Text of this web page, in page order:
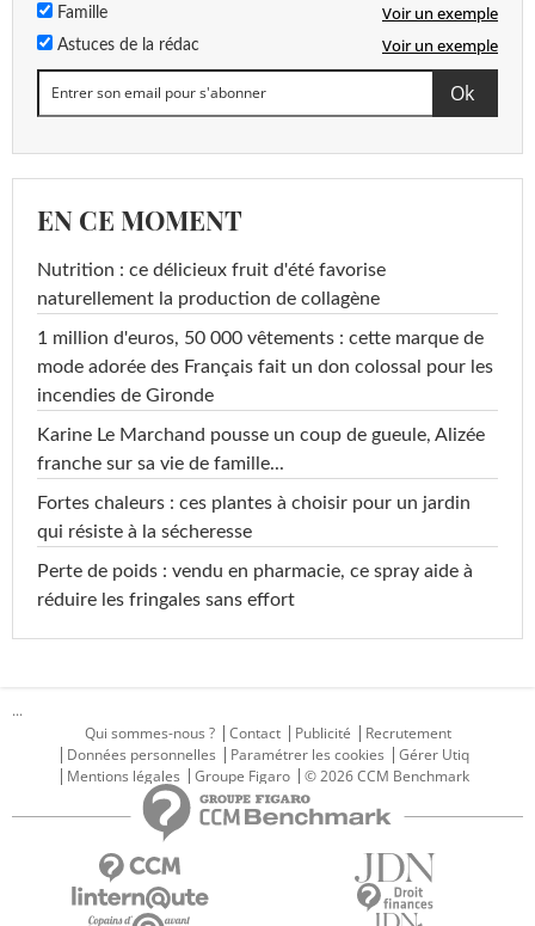
Famille Voir un exemple
Astuces de la rédac Voir un exemple
EN CE MOMENT
Nutrition : ce délicieux fruit d'été favorise
naturellement la production de collagène
1 million d'euros, 50 000 vêtements : cette marque de
mode adorée des Français fait un don colossal pour les
incendies de Gironde
Karine Le Marchand pousse un coup de gueule, Alizée
franche sur sa vie de famille...
Fortes chaleurs : ces plantes à choisir pour un jardin
qui résiste à la sécheresse
Perte de poids : vendu en pharmacie, ce spray aide à
réduire les fringales sans effort
...
Qui sommes-nous ?
Contact Publicité
Recrutement
Données personnelles
Paramétrer les cookies
Gérer Utiq
Mentions légales
Groupe Figaro © 2026 CCM Benchmark